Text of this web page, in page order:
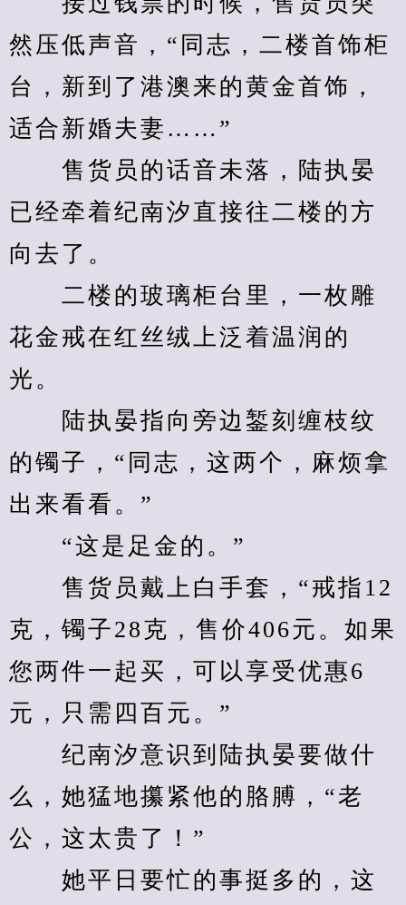
然压低声音，“同志，二楼首饰柜
台，新到了港澳来的黄金首饰，
适合新婚夫妻……”
售货员的话音未落，陆执晏
已经牵着纪南汐直接往二楼的方
向去了。
二楼的玻璃柜台里，一枚雕
花金戒在红丝绒上泛着温润的
光。
陆执晏指向旁边錾刻缠枝纹
的镯子，“同志，这两个，麻烦拿
出来看看。”
“这是足金的。”
售货员戴上白手套，“戒指12
克，镯子28克，售价406元。如果
您两件一起买，可以享受优惠6
元，只需四百元。”
纪南汐意识到陆执晏要做什
么，她猛地攥紧他的胳膊，“老
公，这太贵了！”
她平日要忙的事挺多的，这